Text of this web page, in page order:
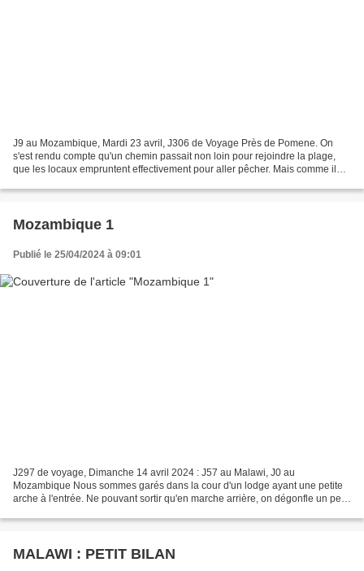
J9 au Mozambique, Mardi 23 avril, J306 de Voyage Près de Pomene. On
s'est rendu compte qu'un chemin passait non loin pour rejoindre la plage,
que les locaux empruntent effectivement pour aller pêcher. Mais comme il
Mozambique 1
Publié le 25/04/2024 à 09:01
J297 de voyage, Dimanche 14 avril 2024 : J57 au Malawi, J0 au
Mozambique Nous sommes garés dans la cour d'un lodge ayant une petite
arche à l'entrée. Ne pouvant sortir qu'en marche arrière, on dégonfle un peu
MALAWI : PETIT BILAN